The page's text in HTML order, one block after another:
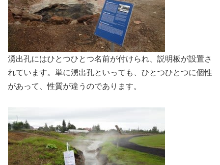
湧出孔にはひとつひとつ名前が付けられ、説明板が設置さ
れています。単に湧出孔といっても、ひとつひとつに個性
があって、性質が違うのであります。